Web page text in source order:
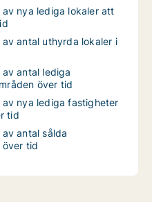
nya lediga lokaler att
antal uthyrda lokaler i
antal lediga
över tid
nya lediga fastigheter
tid
antal sålda
över tid